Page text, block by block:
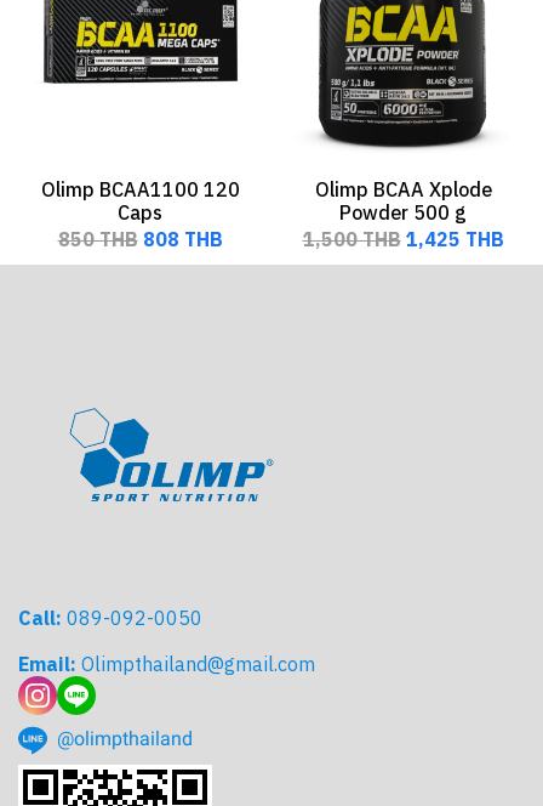
Olimp BCAA1100 120
Caps
850 THB 808 THB
Olimp BCAA Xplode
Powder 500 g
1,500 THB 1,425 THB
Call: 089-092-0050
Email: Olimpthailand@gmail.com
@olimpthailand